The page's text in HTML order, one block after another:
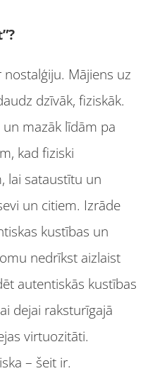
Mājiens uz
dzīvāk, fiziskāk.
mazāk līdām pa
kad fiziski
lai sataustītu un
un citiem. Izrāde
kustības un
nedrīkst aizlaist
autentiskās kustības
dejai raksturīgajā
virtuozitāti.
– šeit ir.